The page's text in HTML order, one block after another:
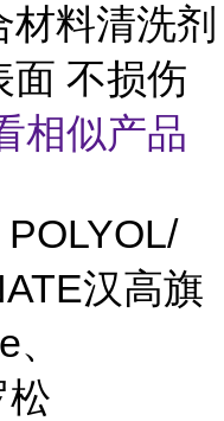
材料清洗剂
面 不损伤
相似产品
汉高旗
松